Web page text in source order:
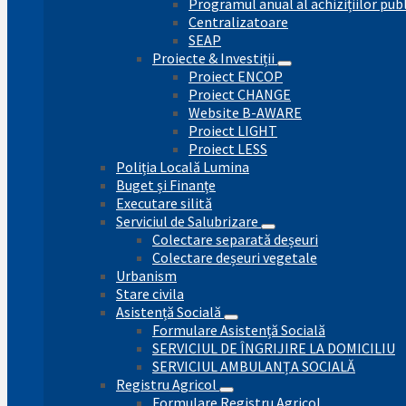
Programul anual al achizițiilor
Centralizatoare
SEAP
Proiecte & Investiții
Proiect ENCOP
Proiect CHANGE
Website B-AWARE
Proiect LIGHT
Proiect LESS
Poliția Locală Lumina
Buget și Finanțe
Executare silită
Serviciul de Salubrizare
Colectare separată deșeuri
Colectare deșeuri vegetale
Urbanism
Stare civila
Asistență Socială
Formulare Asistență Socială
SERVICIUL DE ÎNGRIJIRE LA DOMICILIU
SERVICIUL AMBULANȚA SOCIALĂ
Registru Agricol
Formulare Registru Agricol